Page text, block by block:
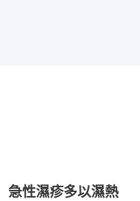
急性濕疹多以濕熱